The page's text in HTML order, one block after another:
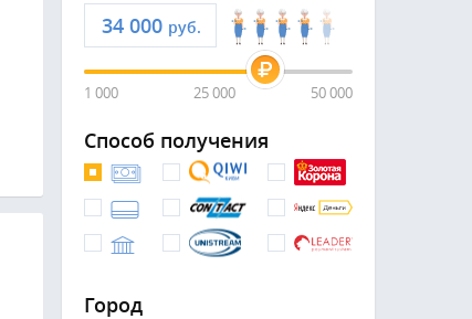
руб.
1 000 25 000 50 000
Способ получения
Город